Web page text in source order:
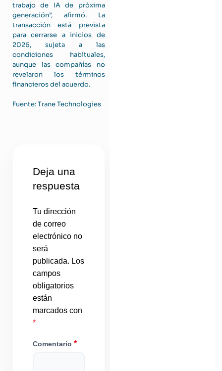
trabajo de IA de próxima
generación”, afirmó. La
transacción está prevista
para cerrarse a inicios de
2026, sujeta a las
condiciones habituales,
aunque las compañías no
revelaron los términos
financieros del acuerdo.
Fuente: Trane Technologies
Deja una
respuesta
Tu dirección
de correo
electrónico no
será
publicada. Los
campos
obligatorios
están
marcados con
*
Comentario *